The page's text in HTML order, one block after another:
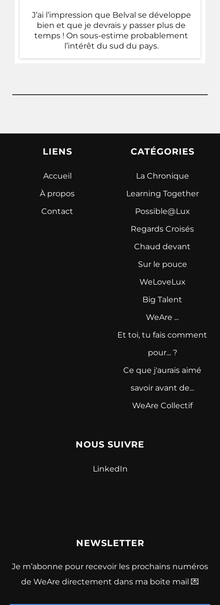
J’ai l’impression que Belval se développe
bien et que je devrais y passer plus de
temps ! On sous-estime probablement
l’intérêt du sud du pays.
LIENS
Accueil
À propos
Contact
CATÉGORIES
La Chronique
Learning Together
Possible@Lux
Regards Croisés
Chaud devant
Sur le pouce
WeLoveLux
Big Talent
WeAre ...
Et toi, tu fais comment
pour... ?
Ce que j'aurais aimé
savoir avant de...
WeAre Collectif
NOUS SUIVRE
LinkedIn
NEWSLETTER
Je m’abonne pour recevoir les prochains numéros
de WeAre directement dans ma boite mail 💌